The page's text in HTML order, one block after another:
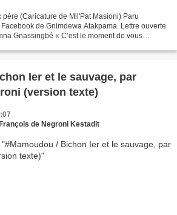
père (Caricature de Mil'Pat Masioni) Paru
de Gnimdewa Atakpama. Lettre ouverte
Gnassingbé « C’est le moment de vous
Ier et le sauvage, par
(version texte)
de Negroni Kestadit